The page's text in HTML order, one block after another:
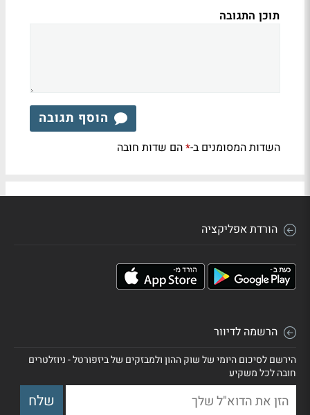
תוכן התגובה
הוסף תגובה
השדות המסומנים ב-*הם שדות חובה
הורדת אפליקציה
הרשמה לדיוור
הירשם לסיכום היומי של שוק ההון ולמבזקים של ביזפורטל - ניוזלטרים
חובה לכל משקיע